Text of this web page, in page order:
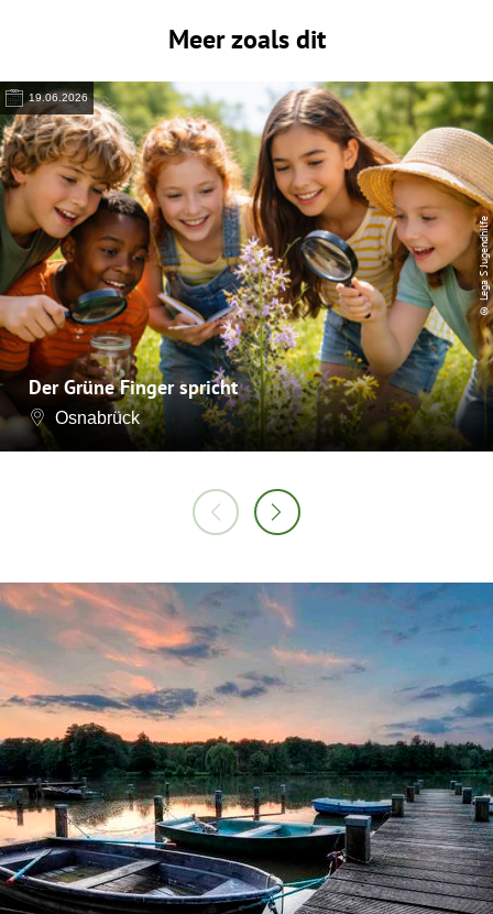
Meer zoals dit
19.06.2026
Der Grüne Finger spricht
Osnabrück
© Lega S Jugendhilfe